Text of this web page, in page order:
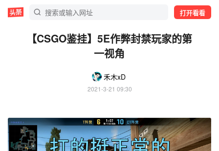
打开看看
【CSGO鉴挂】5E作弊封禁玩家的第
一视角
禾木xD
2021-3-21 09:30